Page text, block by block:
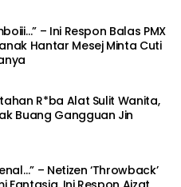
– Ini Respon Balas PMX
Hantar Mesej Minta Cuti
R*ba Alat Sulit Wanita,
Buang Gangguan Jin
– Netizen ‘Throwback’